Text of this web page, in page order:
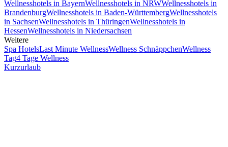
Wellnesshotels in BayernWellnesshotels in NRWWellnesshotels in
BrandenburgWellnesshotels in Baden-WürttembergWellnesshotels
in SachsenWellnesshotels in ThüringenWellnesshotels in
HessenWellnesshotels in Niedersachsen
Weitere
Spa HotelsLast Minute WellnessWellness SchnäppchenWellness
Tag4 Tage Wellness
Kurzurlaub